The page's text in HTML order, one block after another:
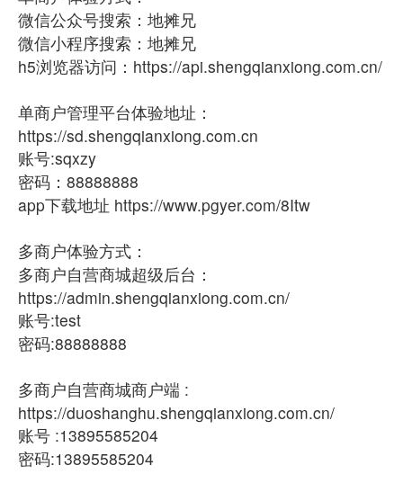
微信公众号搜索：地摊兄
微信小程序搜索：地摊兄
h5浏览器访问：https://api.shengqianxiong.com.cn/
单商户管理平台体验地址：
https://sd.shengqianxiong.com.cn
账号:sqxzy
密码：88888888
app下载地址 https://www.pgyer.com/8Itw
多商户体验方式：
多商户自营商城超级后台：
https://admin.shengqianxiong.com.cn/
账号:test
密码:88888888
多商户自营商城商户端 :
https://duoshanghu.shengqianxiong.com.cn/
账号 :13895585204
密码:13895585204